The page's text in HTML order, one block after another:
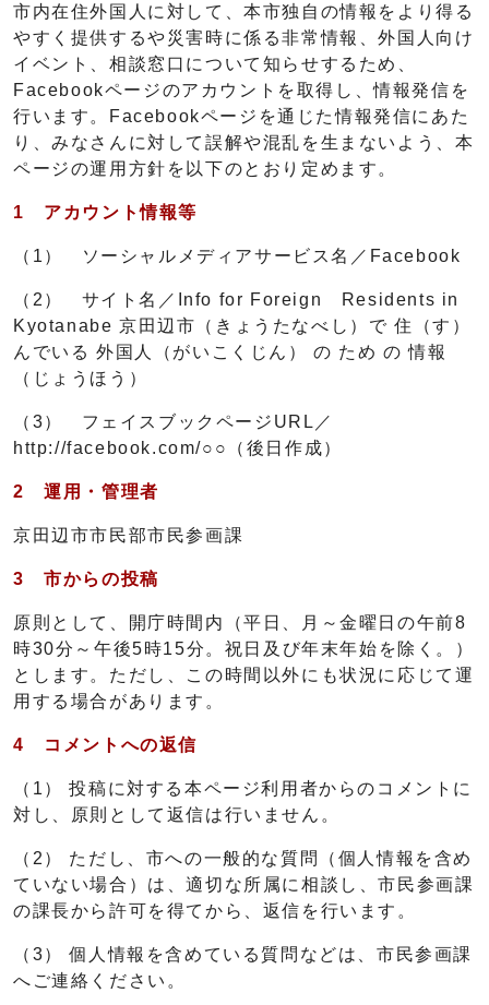
市内在住外国人に対して、本市独自の情報をより得る
やすく提供するや災害時に係る非常情報、外国人向け
イベント、相談窓口について知らせするため、
Facebookページのアカウントを取得し、情報発信を
行います。Facebookページを通じた情報発信にあた
り、みなさんに対して誤解や混乱を生まないよう、本
ページの運用方針を以下のとおり定めます。
1 アカウント情報等
（1） ソーシャルメディアサービス名／Facebook
（2） サイト名／Info for Foreign Residents in
Kyotanabe 京田辺市（きょうたなべし）で 住（す）
んでいる 外国人（がいこくじん） の ため の 情報
（じょうほう）
（3） フェイスブックページURL／
http://facebook.com/○○（後日作成）
2 運用・管理者
京田辺市市民部市民参画課
3 市からの投稿
原則として、開庁時間内（平日、月～金曜日の午前8
時30分～午後5時15分。祝日及び年末年始を除く。）
とします。ただし、この時間以外にも状況に応じて運
用する場合があります。
4 コメントへの返信
（1） 投稿に対する本ページ利用者からのコメントに
対し、原則として返信は行いません。
（2） ただし、市への一般的な質問（個人情報を含め
ていない場合）は、適切な所属に相談し、市民参画課
の課長から許可を得てから、返信を行います。
（3） 個人情報を含めている質問などは、市民参画課
へご連絡ください。